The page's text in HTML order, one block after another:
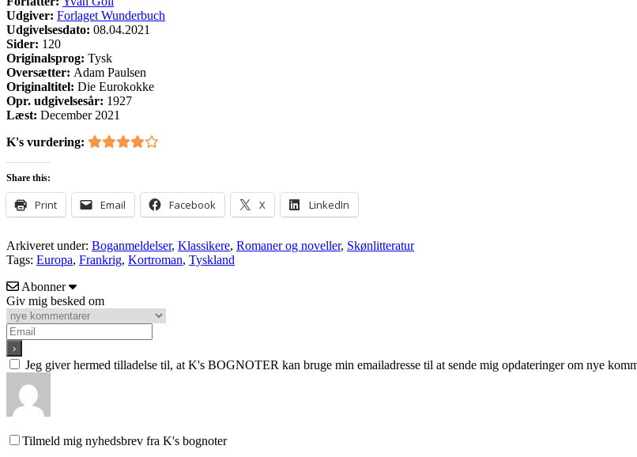
Udgiver: Forlaget Wunderbuch
Udgivelsesdato: 08.04.2021
Sider: 120
Originalsprog: Tysk
Oversætter: Adam Paulsen
Originaltitel: Die Eurokokke
Opr. udgivelsesår: 1927
Læst: December 2021
K's vurdering:
Share this:
Print Email Facebook X LinkedIn
Arkiveret under: Boganmeldelser, Klassikere, Romaner og noveller, Skønlitteratur
Tags: Europa, Frankrig, Kortroman, Tyskland
Abonner
Giv mig besked om
Jeg giver hermed tilladelse til, at K's BOGNOTER kan bruge min emailadresse til at sende mig opdateringer om nye
Tilmeld mig nyhedsbrev fra K's bognoter